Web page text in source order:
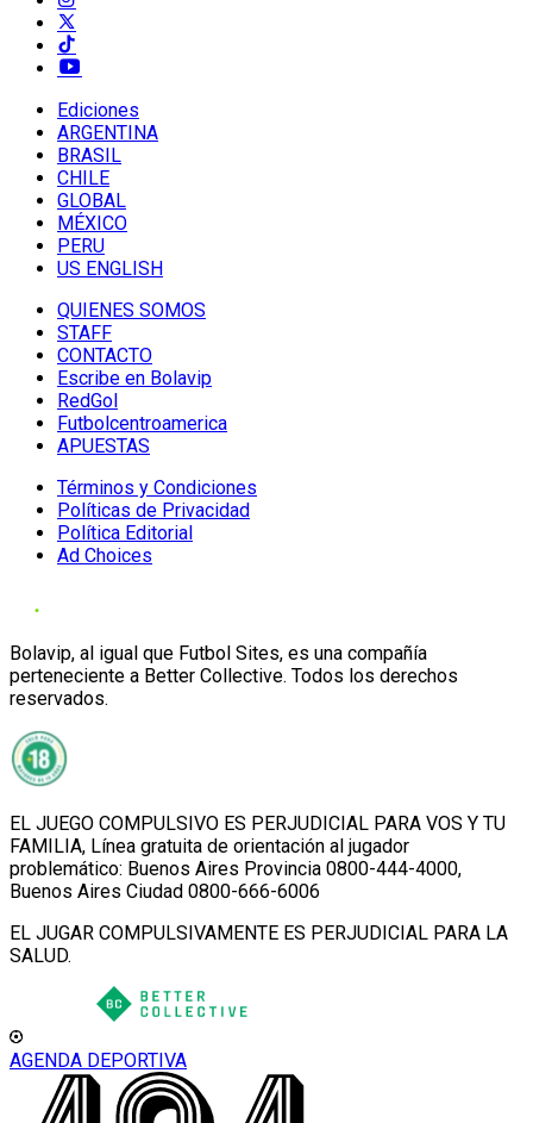
Ediciones
ARGENTINA
BRASIL
CHILE
GLOBAL
MÉXICO
PERU
US ENGLISH
QUIENES SOMOS
STAFF
CONTACTO
Escribe en Bolavip
RedGol
Futbolcentroamerica
APUESTAS
Términos y Condiciones
Políticas de Privacidad
Política Editorial
Ad Choices
Bolavip, al igual que Futbol Sites, es una compañía
perteneciente a Better Collective. Todos los derechos
reservados.
EL JUEGO COMPULSIVO ES PERJUDICIAL PARA VOS Y TU
FAMILIA, Línea gratuita de orientación al jugador
problemático: Buenos Aires Provincia 0800-444-4000,
Buenos Aires Ciudad 0800-666-6006
EL JUGAR COMPULSIVAMENTE ES PERJUDICIAL PARA LA
SALUD.
AGENDA DEPORTIVA